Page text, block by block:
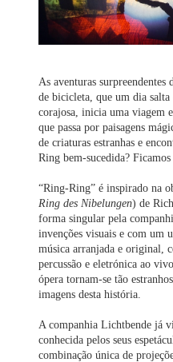
As aventuras
de bicicleta, que um dia
corajosa, inicia uma viagem
que passa por paisagens
de criaturas estranhas e
Ring bem-sucedida?
“Ring-Ring” é inspirado na
Ring des Nibelungen) de
forma singular pela
invenções visuais e com um
música arranjada e original,
percussão e eletrónica ao
ópera tornam-se tão
imagens desta história.
A companhia Lichtbende já
conhecida pelos seus
combinação única de